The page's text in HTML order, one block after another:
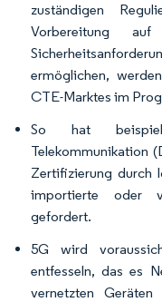
zuständigen
Vorbereitung
ermöglichen,
CTE-Marktes im
So hat
Telekommunikation
Zertifizierung durch
importierte oder
gefordert.
5G wird
entfesseln, das es
vernetzten